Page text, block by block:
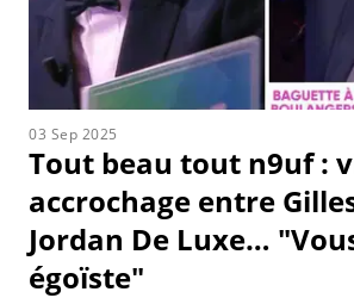
03 Sep 2025
Tout beau tout n9uf :
accrochage entre
Jordan De Luxe…
égoïste"